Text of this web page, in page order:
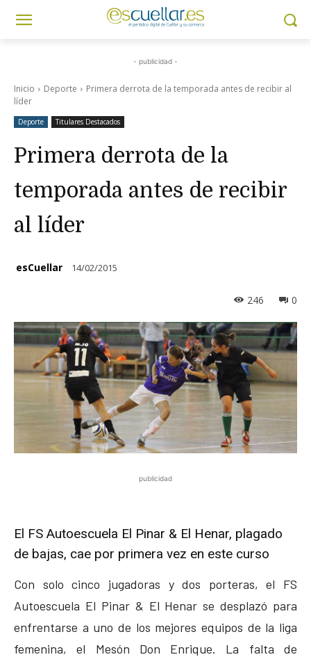
- publicidad -
Inicio Deporte
Primera derrota de la temporada antes de recibir al
líder
Deporte Titulares Destacados
Primera derrota de la
temporada antes de recibir
al líder
esCuellar 14/02/2015
0
246
publicidad
El FS Autoescuela El Pinar & El Henar, plagado
de bajas, cae por primera vez en este curso
Con solo cinco jugadoras y dos porteras, el FS
Autoescuela El Pinar & El Henar se desplazó para
enfrentarse a uno de los mejores equipos de la liga
femenina, el Mesón Don Enrique. La falta de